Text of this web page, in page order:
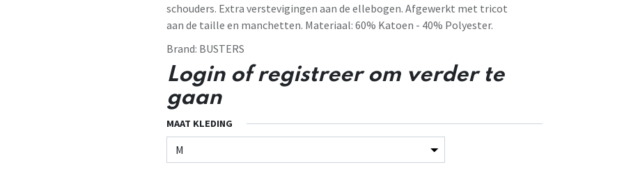
schouders. Extra verstevigingen aan de ellebogen. Afgewerkt met tricot
aan de taille en manchetten. Materiaal: 60% Katoen - 40% Polyester.
Brand: BUSTERS
Login of registreer om verder te
gaan
MAAT KLEDING